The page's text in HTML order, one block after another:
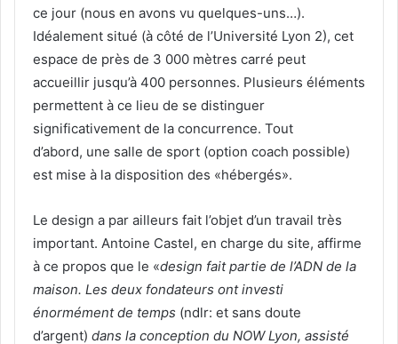
ce jour (nous en avons vu quelques-uns…).
Idéalement situé (à côté de l’Université Lyon 2), cet
espace de près de 3 000 mètres carré peut
accueillir jusqu’à 400 personnes. Plusieurs éléments
permettent à ce lieu de se distinguer
significativement de la concurrence. Tout
d’abord, une salle de sport (option coach possible)
est mise à la disposition des «hébergés».
Le design a par ailleurs fait l’objet d’un travail très
important. Antoine Castel, en charge du site, affirme
à ce propos que le «design fait partie de l’ADN de la
maison. Les deux fondateurs ont investi
énormément de temps (ndlr: et sans doute
d’argent) dans la conception du NOW Lyon, assisté